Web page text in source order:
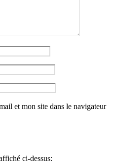
et mon site dans le navigateur
ci-dessus: